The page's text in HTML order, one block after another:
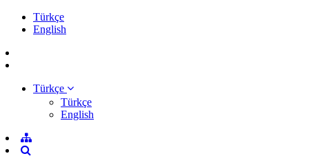
Türkçe
English
Türkçe
Türkçe
English